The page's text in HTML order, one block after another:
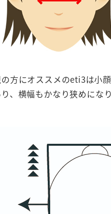
方にオススメのeti3は小
、横幅もかなり狭めになり